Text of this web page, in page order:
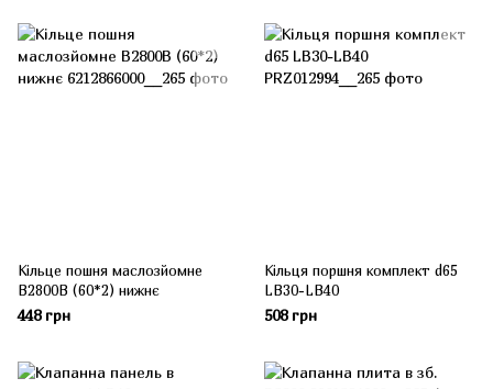
Кільце пошня маслозйомне
B2800B (60*2) нижнє
448 грн
Кільця поршня комплект d65
LB30-LB40
508 грн